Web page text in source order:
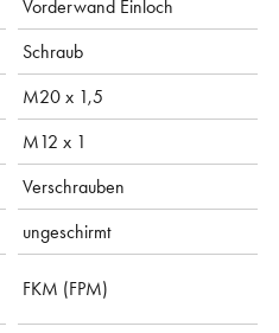
Vorderwand Einloch
Schraub
M20 x 1,5
M12 x 1
Verschrauben
ungeschirmt
FKM (FPM)